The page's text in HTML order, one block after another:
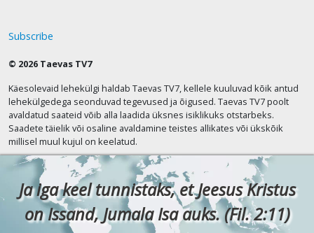
Subscribe
© 2026 Taevas TV7
Käesolevaid lehekülgi haldab Taevas TV7, kellele kuuluvad kõik antud
lehekülgedega seonduvad tegevused ja õigused. Taevas TV7 poolt
avaldatud saateid võib alla laadida üksnes isiklikuks otstarbeks.
Saadete täielik või osaline avaldamine teistes allikates või ükskõik
millisel muul kujul on keelatud.
Ja iga keel tunnistaks, et Jeesus Kristus
on Issand, Jumala Isa auks. (Fil. 2:11)